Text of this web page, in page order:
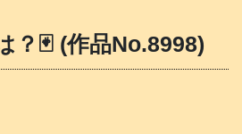
？🃏 (作品No.8998)